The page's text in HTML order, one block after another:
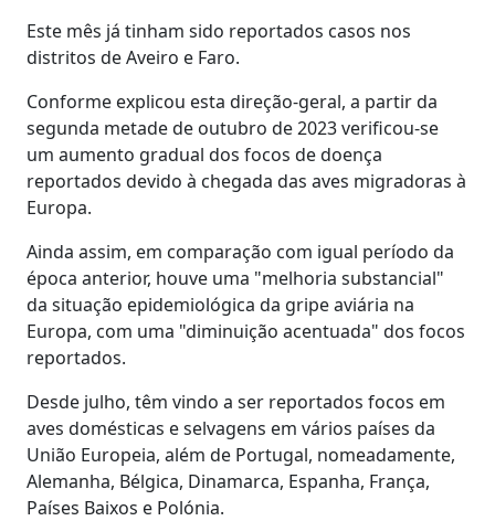
Este mês já tinham sido reportados casos nos
distritos de Aveiro e Faro.
Conforme explicou esta direção-geral, a partir da
segunda metade de outubro de 2023 verificou-se
um aumento gradual dos focos de doença
reportados devido à chegada das aves migradoras à
Europa.
Ainda assim, em comparação com igual período da
época anterior, houve uma "melhoria substancial"
da situação epidemiológica da gripe aviária na
Europa, com uma "diminuição acentuada" dos focos
reportados.
Desde julho, têm vindo a ser reportados focos em
aves domésticas e selvagens em vários países da
União Europeia, além de Portugal, nomeadamente,
Alemanha, Bélgica, Dinamarca, Espanha, França,
Países Baixos e Polónia.